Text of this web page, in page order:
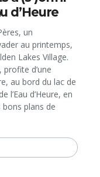
d’Heure
un
au printemps,
Lakes Village.
d’une
au bord du lac de
l’Eau d’Heure, en
plans de